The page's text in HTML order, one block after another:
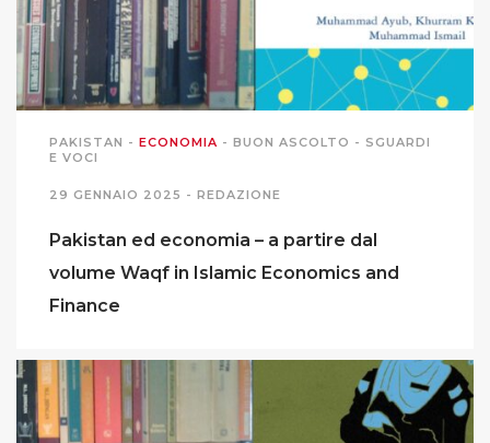
MIGRAZIONI
POVERTÀ
SALUTE
EDITORIALI
PUNTI DI VISTA
MONDO IN CIFRE
PAKISTAN - ECONOMIA - BUON ASCOLTO - SGUARDI
E VOCI
29 GENNAIO 2025 - REDAZIONE
Pakistan ed economia – a partire dal
volume Waqf in Islamic Economics and
Finance